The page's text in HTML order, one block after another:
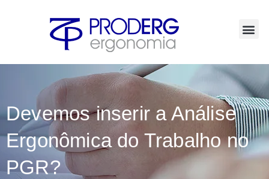
Devemos inserir a Análise
Ergonômica do Trabalho no
PGR?